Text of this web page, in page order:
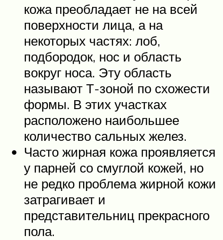
кожа преобладает не на всей
поверхности лица, а на
некоторых частях: лоб,
подбородок, нос и область
вокруг носа. Эту область
называют Т-зоной по схожести
формы. В этих участках
расположено наибольшее
количество сальных желез.
Часто жирная кожа проявляется
у парней со смуглой кожей, но
не редко проблема жирной кожи
затрагивает и
представительниц прекрасного
пола.